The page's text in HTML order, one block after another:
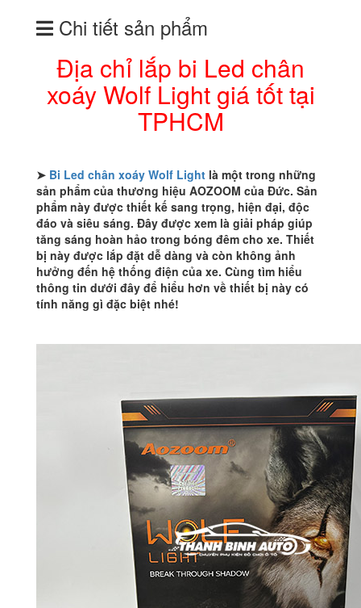
Wolf
Light
TPHCM
Chi tiết sản phẩm
Địa chỉ lắp bi Led chân
xoáy Wolf Light giá tốt tại
TPHCM
➤ Bi Led chân xoáy Wolf Light là một trong những
sản phẩm của thương hiệu AOZOOM của Đức. Sản
phẩm này được thiết kế sang trọng, hiện đại, độc
đáo và siêu sáng. Đây được xem là giải pháp giúp
tăng sáng hoàn hảo trong bóng đêm cho xe. Thiết
bị này được lắp đặt dễ dàng và còn không ảnh
hưởng đến hệ thống điện của xe. Cùng tìm hiểu
thông tin dưới đây để hiểu hơn về thiết bị này có
tính năng gì đặc biệt nhé!